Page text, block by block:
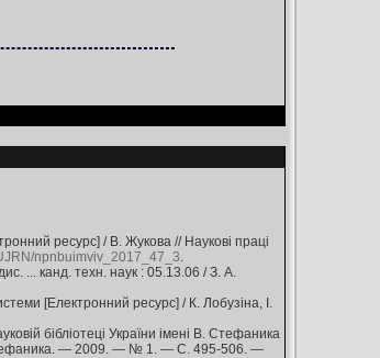
ресурс] / В. Жукова // Наукові праці
npnbuimviv_2017_47_3.
... канд. техн. наук : 05.13.06 / З. А.
[Електронний ресурс] / К. Лобузіна, І.
бібліотеці України імені В. Стефаника
Стефаника. — 2009. — № 1. — С. 495-506. —